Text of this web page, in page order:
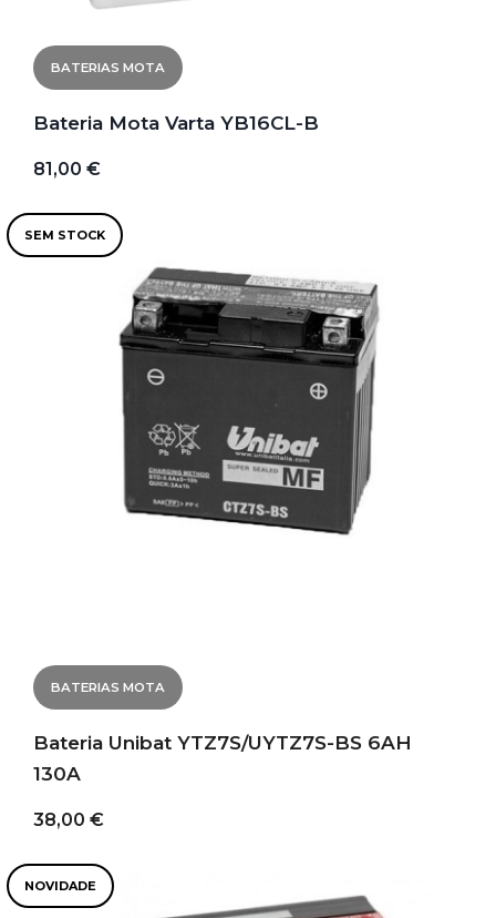
BATERIAS MOTA
Bateria Mota Varta YB16CL-B
81,00 €
SEM STOCK
BATERIAS MOTA
Bateria Unibat YTZ7S/UYTZ7S-BS 6AH
130A
38,00 €
NOVIDADE